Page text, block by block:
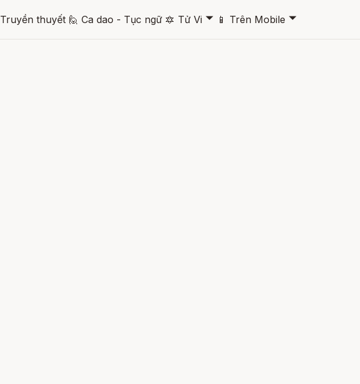
Truyền thuyết 🙋 Ca dao - Tục ngữ 🔯 Tử Vi 🞃 📱 Trên Mobile 🞃